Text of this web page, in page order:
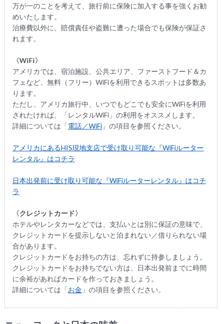
万が一のことを考えて、旅行前に保険に加入する事を強くお勧
めいたします。
治療費以外に、賠償責任や盗難に遭った場合でも保険が保証さ
れます。
〈WiFi〉
アメリカでは、宿泊施設、公共エリア、ファーストフード＆カ
フェなど、無料（フリー）WiFiを利用できるスポットは多数あ
ります。
ただし、アメリカ旅行中、いつでもどこでも安全にWiFiを利用
されたければ、「レンタルWiFi」の利用をオススメします。
詳細については「電話／WiFi」の項目を参照ください。
アメリカにあるHIS現地支店で受け取り可能な『WiFiルーター
レンタル』はコチラ
日本出発前に受け取り可能な『WiFiルーターレンタル』はコチ
ラ
〈クレジットカード〉
ホテルやレンタカーなどでは、支払いとは別に保証の意味で、
クレジットカードを提示しないと泊まれない／借りられない場
合があります。
クレジットカードをお持ちの方は、忘れずに持参しましょう。
クレジットカードをお持ちでない方は、日本出発前までに時間
に余裕があればカードを作っておきましょう。
詳細については「お金 」の項目を参照ください。